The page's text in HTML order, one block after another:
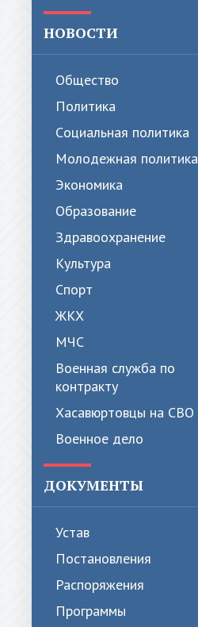
НОВОСТИ
Общество
Политика
Cоциальная политика
Молодежная политика
Экономика
Образование
Здравоохранение
Культура
Спорт
ЖКХ
МЧС
Военная служба по
контракту
Хасавюртовцы на СВО
Военное дело
ДОКУМЕНТЫ
Устав
Постановления
Распоряжения
Программы